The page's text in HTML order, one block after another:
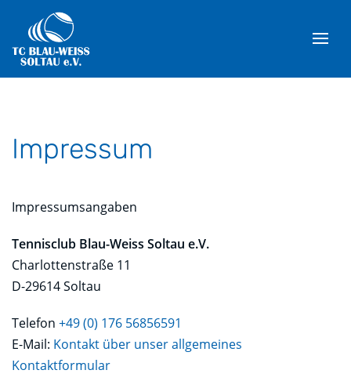
Impressum
Impressumsangaben
Tennisclub Blau-Weiss Soltau e.V.
Charlottenstraße 11
D-29614 Soltau
Telefon +49 (0) 176 56856591
E-Mail: Kontakt über unser allgemeines
Kontaktformular